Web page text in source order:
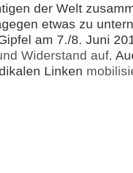
der Welt
etwas zu
am 7./8. Juni
Widerstand auf.
Linken